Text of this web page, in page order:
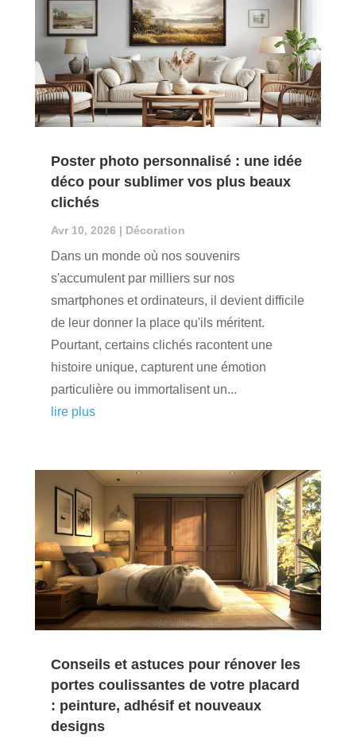
Poster photo personnalisé : une idée
déco pour sublimer vos plus beaux
clichés
Avr 10, 2026 | Décoration
Dans un monde où nos souvenirs
s'accumulent par milliers sur nos
smartphones et ordinateurs, il devient difficile
de leur donner la place qu'ils méritent.
Pourtant, certains clichés racontent une
histoire unique, capturent une émotion
particulière ou immortalisent un...
lire plus
Conseils et astuces pour rénover les
portes coulissantes de votre placard
: peinture, adhésif et nouveaux
designs